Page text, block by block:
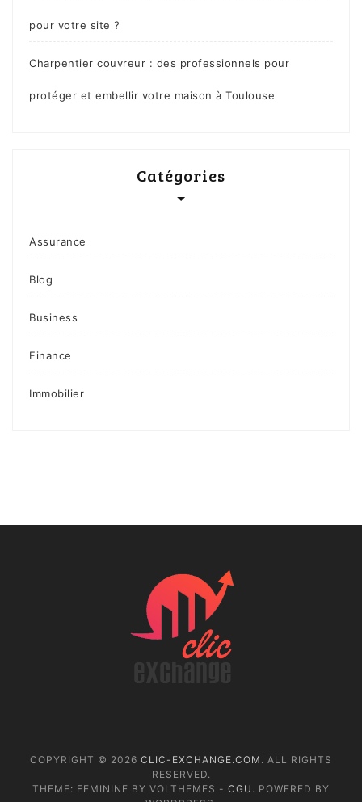
pour votre site ?
Charpentier couvreur : des professionnels pour
protéger et embellir votre maison à Toulouse
Catégories
Assurance
Blog
Business
Finance
Immobilier
COPYRIGHT © 2026 CLIC-EXCHANGE.COM . ALL RIGHTS
RESERVED.
THEME: FEMININE BY VOLTHEMES - CGU . POWERED BY